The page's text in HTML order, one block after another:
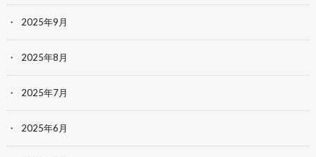
2025年9月
2025年8月
2025年7月
2025年6月